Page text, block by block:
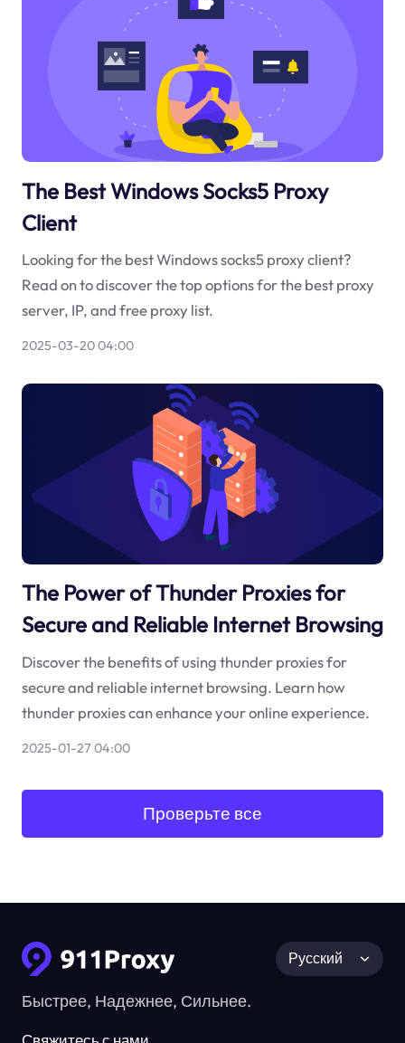
The Best Windows Socks5 Proxy
Client
Looking for the best Windows socks5 proxy client?
Read on to discover the top options for the best proxy
server, IP, and free proxy list.
2025-03-20 04:00
The Power of Thunder Proxies for
Secure and Reliable Internet Browsing
Discover the benefits of using thunder proxies for
secure and reliable internet browsing. Learn how
thunder proxies can enhance your online experience.
2025-01-27 04:00
Проверьте все
Быстрее, Надежнее, Сильнее.
Русский